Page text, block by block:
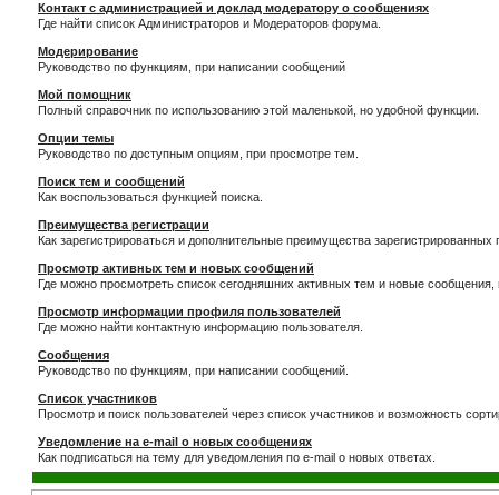
Контакт с администрацией и доклад модератору о сообщениях
Где найти список Администраторов и Модераторов форума.
Модерирование
Руководство по функциям, при написании сообщений
Мой помощник
Полный справочник по использованию этой маленькой, но удобной функции.
Опции темы
Руководство по доступным опциям, при просмотре тем.
Поиск тем и сообщений
Как воспользоваться функцией поиска.
Преимущества регистрации
Как зарегистрироваться и дополнительные преимущества зарегистрированных
Просмотр активных тем и новых сообщений
Где можно просмотреть список сегодняшних активных тем и новые
Просмотр информации профиля пользователей
Где можно найти контактную информацию пользователя.
Сообщения
Руководство по функциям, при написании сообщений.
Список участников
Просмотр и поиск пользователей через список участников и возможность
Уведомление на e-mail о новых сообщениях
Как подписаться на тему для уведомления по e-mail о новых ответах.